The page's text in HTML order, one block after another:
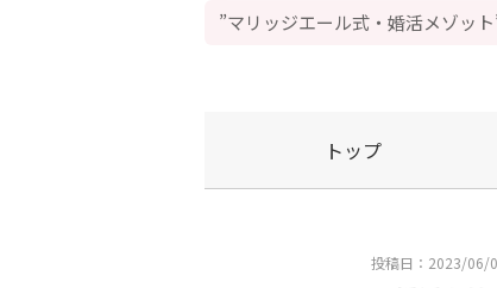
”マリッジエール式・婚活メゾッ
トップ
投稿日：2023/06/